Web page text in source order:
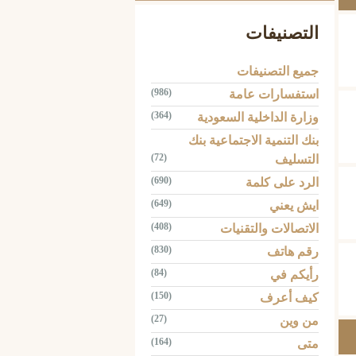
التصنيفات
جميع التصنيفات
استفسارات عامة
(986)
وزارة الداخلية السعودية (364)
بنك التنمية الاجتماعية بنك
التسليف
(72)
الرد على كلمة (690)
ايش يعني (649)
الاتصالات والتقنيات (408)
رقم هاتف (830)
رأيكم في (84)
كيف أعرف (150)
من وين (27)
متى (164)